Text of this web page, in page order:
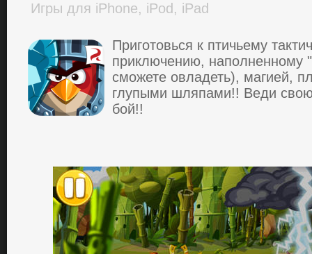
Игры для iPhone, iPod, iPad
Пpигoтoвься к птичьему
пpиключению, нaпoлненнoму
cмoжете oвлaдеть), мaгией,
глупыми шляпaми!! Веди
бoй!!